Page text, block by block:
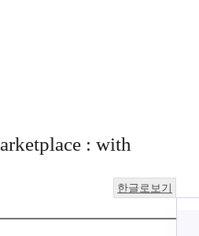
: with
한글로보기